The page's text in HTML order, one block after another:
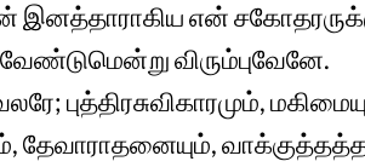
இனத்தாராகிய என்
விரும்புவேனே.
புத்திரசுவிகாரமும்,
தேவாராதனையும்,